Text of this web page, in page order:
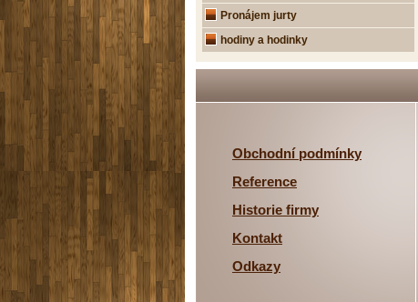
Pronájem jurty
hodiny a hodinky
Obchodní podmínky
Reference
Historie firmy
Kontakt
Odkazy